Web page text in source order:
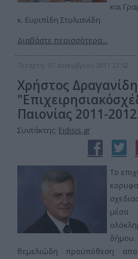
και
κ. Ευριπίδη Στυλιανίδη.
Διαβάστε περισσότερα...
Τετάρτη, 07 Δεκεμβρίου 2011 22:52
Χρήστος
Παιονίας 2011-
Συντάκτης: Eidisis.gr
Το
μέσα
θεμελιώδη προϋπόθεση